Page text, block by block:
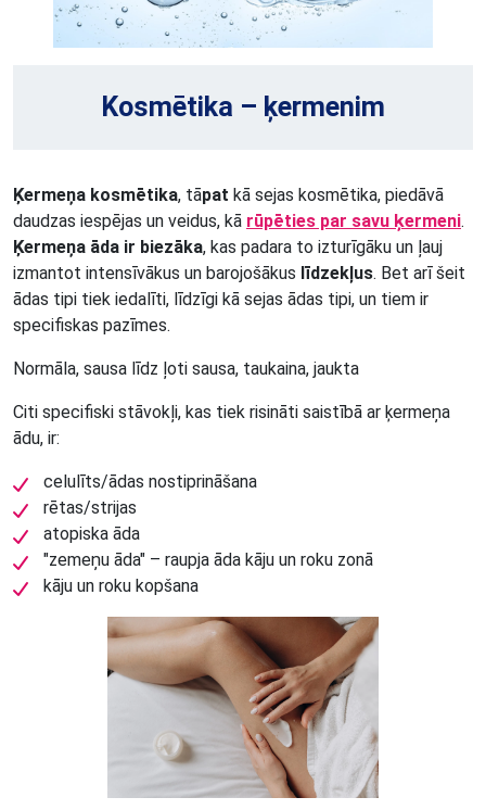
Kosmētika – ķermenim
Ķermeņa kosmētika, tāpat kā sejas kosmētika, piedāvā
daudzas iespējas un veidus, kā rūpēties par savu ķermeni.
Ķermeņa āda ir biezāka, kas padara to izturīgāku un ļauj
izmantot intensīvākus un barojošākus līdzekļus. Bet arī šeit
ādas tipi tiek iedalīti, līdzīgi kā sejas ādas tipi, un tiem ir
specifiskas pazīmes.
Normāla, sausa līdz ļoti sausa, taukaina, jaukta
Citi specifiski stāvokļi, kas tiek risināti saistībā ar ķermeņa
ādu, ir:
celulīts/ādas nostiprināšana
rētas/strijas
atopiska āda
"zemeņu āda" – raupja āda kāju un roku zonā
kāju un roku kopšana